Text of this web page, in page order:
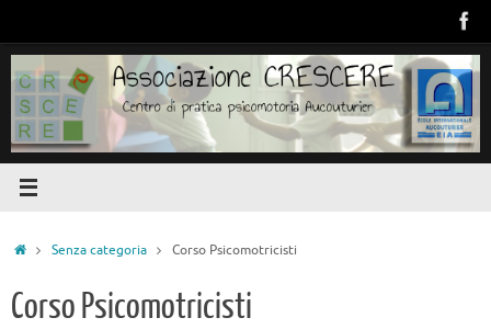
contenuto
HomeSenza categoria Corso Psicomotricisti
Corso Psicomotricisti